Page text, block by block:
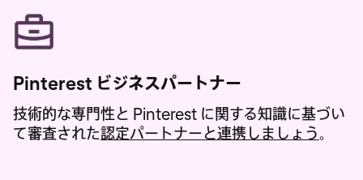
Pinterest ビジネスパートナー
技術的な専門性と Pinterest に関する知識に基づい
て審査された認定パートナーと連携しましょう